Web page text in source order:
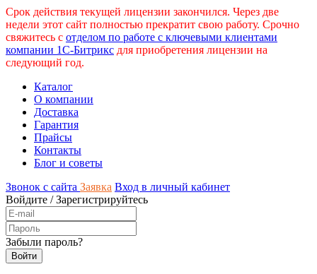
Срок действия текущей лицензии закончился. Через две
недели этот сайт полностью прекратит свою работу. Срочно
свяжитесь с отделом по работе с ключевыми клиентами
компании 1С-Битрикс для приобретения лицензии на
следующий год.
Каталог
О компании
Доставка
Гарантия
Прайсы
Контакты
Блог и советы
Звонок с сайта Заявка Вход в личный кабинет
Войдите /Зарегистрируйтесь
Забыли пароль?